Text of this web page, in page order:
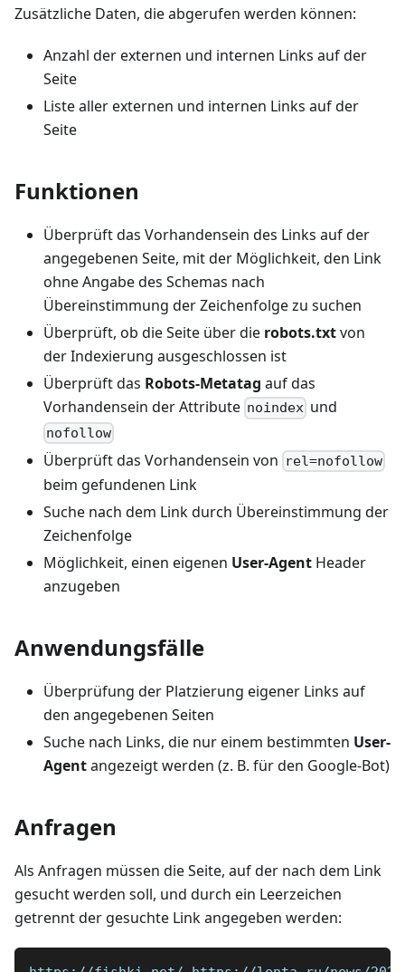
Zusätzliche Daten, die abgerufen werden können:
Anzahl der externen und internen Links auf der
Seite
Liste aller externen und internen Links auf der
Seite
Funktionen
Überprüft das Vorhandensein des Links auf der
angegebenen Seite, mit der Möglichkeit, den Link
ohne Angabe des Schemas nach
Übereinstimmung der Zeichenfolge zu suchen
Überprüft, ob die Seite über die robots.txtvon
der Indexierung ausgeschlossen ist
Überprüft das Robots-Metatag auf das
Vorhandensein der Attribute noindex und
nofollow
Überprüft das Vorhandensein von rel=nofollow
beim gefundenen Link
Suche nach dem Link durch Übereinstimmung der
Zeichenfolge
Möglichkeit, einen eigenen User-Agent Header
anzugeben
Anwendungsfälle
Überprüfung der Platzierung eigener Links auf
den angegebenen Seiten
Suche nach Links, die nur einem bestimmten User-
Agentangezeigt werden (z. B. für den Google-Bot)
Anfragen
Als Anfragen müssen die Seite, auf der nach dem Link
gesucht werden soll, und durch ein Leerzeichen
getrennt der gesuchte Link angegeben werden: